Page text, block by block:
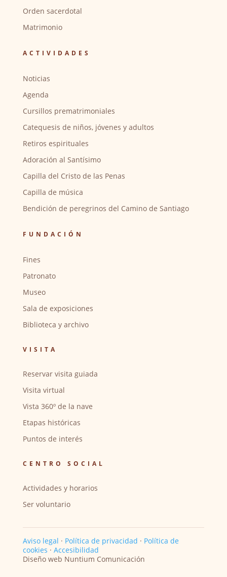
Orden sacerdotal
Matrimonio
ACTIVIDADES
Noticias
Agenda
Cursillos prematrimoniales
Catequesis de niños, jóvenes y adultos
Retiros espirituales
Adoración al Santísimo
Capilla del Cristo de las Penas
Capilla de música
Bendición de peregrinos del Camino de Santiago
FUNDACIÓN
Fines
Patronato
Museo
Sala de exposiciones
Biblioteca y archivo
VISITA
Reservar visita guiada
Visita virtual
Vista 360º de la nave
Etapas históricas
Puntos de interés
CENTRO SOCIAL
Actividades y horarios
Ser voluntario
Aviso legal · Política de privacidad · Política de
cookies · Accesibilidad
Diseño web Nuntium Comunicación